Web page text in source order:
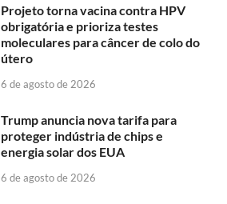
Projeto torna vacina contra HPV
obrigatória e prioriza testes
moleculares para câncer de colo do
útero
6 de agosto de 2026
Trump anuncia nova tarifa para
proteger indústria de chips e
energia solar dos EUA
6 de agosto de 2026